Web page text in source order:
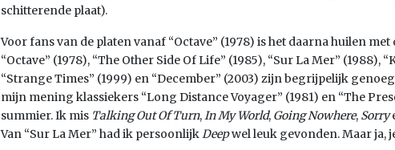
schitterende plaat).
Voor fans van de platen vanaf “Octave” (1978) is het daarna huilen met
“Octave” (1978), “The Other Side Of Life” (1985), “Sur La Mer” (1988),
“Strange Times” (1999) en “December” (2003) zijn begrijpelijk
mijn mening klassiekers “Long Distance Voyager” (1981) en “The
summier. Ik mis Talking Out Of Turn,In My World, Going Nowhere, Sorry
Van “Sur La Mer” had ik persoonlijkDeepwel leuk gevonden. Maar ja,